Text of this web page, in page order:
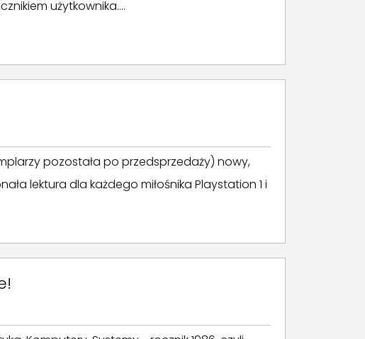
użytkownika....
pozostała po przedsprzedaży) nowy,
lektura dla każdego miłośnika Playstation 1 i